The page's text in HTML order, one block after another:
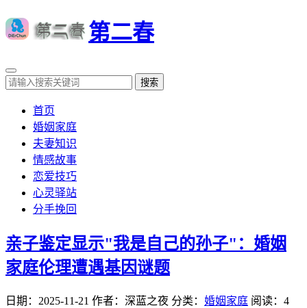
第二春
搜索
首页
婚姻家庭
夫妻知识
情感故事
恋爱技巧
心灵驿站
分手挽回
亲子鉴定显示"我是自己的孙子"：婚姻
家庭伦理遭遇基因谜题
日期：2025-11-21 作者：深蓝之夜 分类： 婚姻家庭 阅读：4